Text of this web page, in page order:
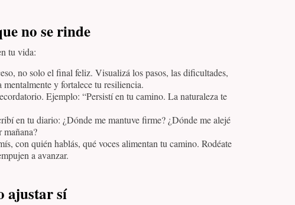
no se rinde
tu vida:
no solo el final feliz. Visualizá los pasos, las dificultades,
y fortalece tu resiliencia.
Ejemplo: “Persistí en tu camino. La naturaleza te
en tu diario: ¿Dónde me mantuve firme? ¿Dónde me alejé
con quién hablás, qué voces alimentan tu camino. Rodéate
a avanzar.
ajustar sí